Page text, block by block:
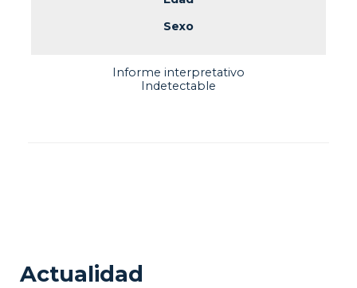
Sexo
Informe interpretativo
Indetectable
Actualidad